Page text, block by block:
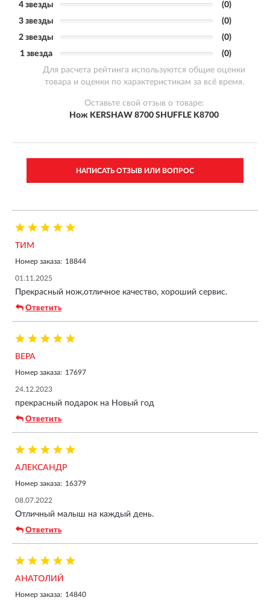
4 звезды
(0)
3 звезды
(0)
2 звезды
(0)
1 звезда
(0)
Для расчета рейтинга используются общие оценки
товара и оценки по характеристикам за всё время.
Оставьте свой отзыв о товаре:
Нож KERSHAW 8700 SHUFFLE K8700
НАПИСАТЬ ОТЗЫВ ИЛИ ВОПРОС
ТИМ
Номер заказа: 18844
01.11.2025
Прекрасный нож,отличное качество, хороший сервис.
Ответить
ВЕРА
Номер заказа: 17697
24.12.2023
прекрасный подарок на Новый год
Ответить
АЛЕКСАНДР
Номер заказа: 16379
08.07.2022
Отличный малыш на каждый день.
Ответить
АНАТОЛИЙ
Номер заказа: 14840